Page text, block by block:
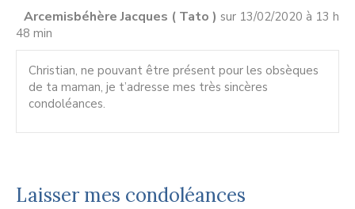
Arcemisbéhère Jacques ( Tato ) sur 13/02/2020 à 13 h
48 min
Christian, ne pouvant être présent pour les obsèques
de ta maman, je t’adresse mes très sincères
condoléances.
Laisser mes condoléances